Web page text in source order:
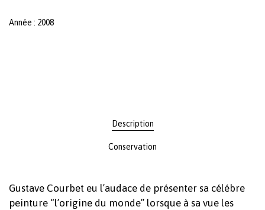
Année : 2008
Description
Conservation
Gustave Courbet eu l’audace de présenter sa célébre
peinture “l’origine du monde” lorsque à sa vue les